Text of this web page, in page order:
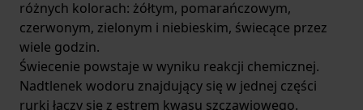
różnych kolorach: żółtym, pomarańczowym,
czerwonym, zielonym i niebieskim, świecące przez
wiele godzin.
Świecenie powstaje w wyniku reakcji chemicznej.
Nadtlenek wodoru znajdujący się w jednej części
rurki łączy się z estrem kwasu szczawiowego.